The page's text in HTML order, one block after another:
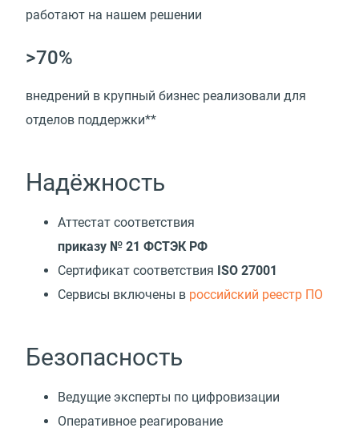
работают на нашем решении
>70%
внедрений в крупный бизнес реализовали для
отделов поддержки**
Надёжность
Аттестат соответствия
приказу № 21 ФСТЭК РФ
Сертификат соответствия ISO 27001
Cервисы включены в российский реестр ПО
Безопасность
Ведущие эксперты по цифровизации
Оперативное реагирование